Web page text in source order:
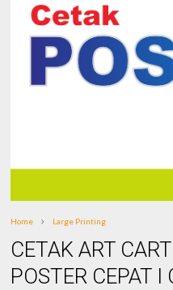
Murah
dan
Home Large Printing
CETAK ART
POSTER CEPAT I